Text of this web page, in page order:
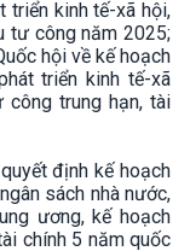
triển kinh tế-xã hội,
tư công năm 2025;
hội về kế hoạch
triển kinh tế-xã
trung hạn, tài
định kế hoạch
sách nhà nước,
ương, kế hoạch
chính 5 năm quốc